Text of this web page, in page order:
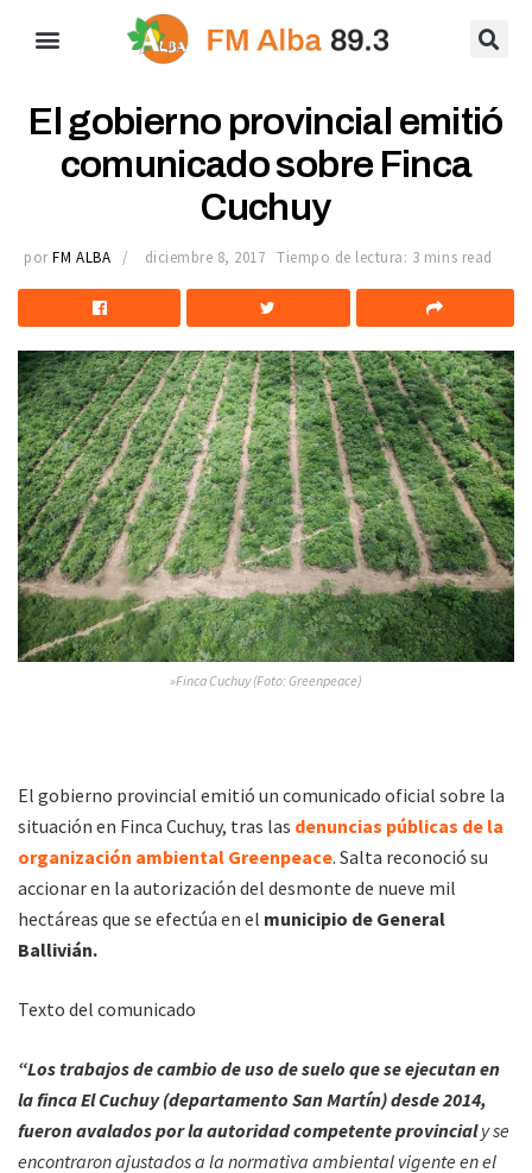
El gobierno provincial emitió
comunicado sobre Finca
Cuchuy
por FM ALBA diciembre 8, 2017 Tiempo de lectura: 3 mins read
»Finca Cuchuy (Foto: Greenpeace)
El gobierno provincial emitió un comunicado oficial sobre la
situación en Finca Cuchuy, tras las denuncias públicas de la
organización ambiental Greenpeace. Salta reconoció su
accionar en la autorización del desmonte de nueve mil
hectáreas que se efectúa en el municipio de General
Ballivián.
Texto del comunicado
“Los trabajos de cambio de uso de suelo que se ejecutan en
la finca El Cuchuy (departamento San Martín) desde 2014,
fueron avalados por la autoridad competente provincialy se
encontraron ajustados a la normativa ambiental vigente en el